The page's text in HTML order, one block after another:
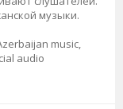
музыки.
music,
audio